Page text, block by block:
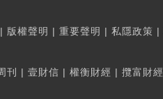
| 版權聲明 | 重要聲明 | 私隱政策 |
刊 | 壹財信 | 權衡財經 | 攬富財經